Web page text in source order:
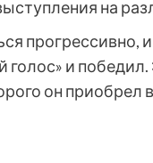
на
прогрессивно,
голос» и
он